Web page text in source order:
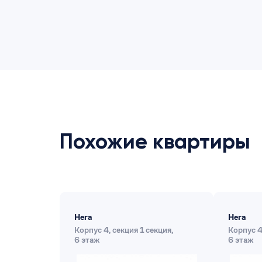
Похожие квартиры
Нега
Корпус 4, секция 1 секция,
6 этаж
Нега
Корпус
6 этаж